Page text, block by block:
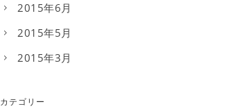
2015年6月
2015年5月
2015年3月
カテゴリー